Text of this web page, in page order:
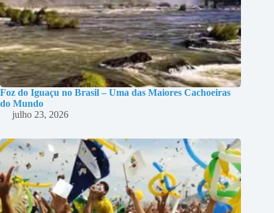
Foz do Iguaçu no Brasil – Uma das Maiores Cachoeiras
do Mundo
julho 23, 2026